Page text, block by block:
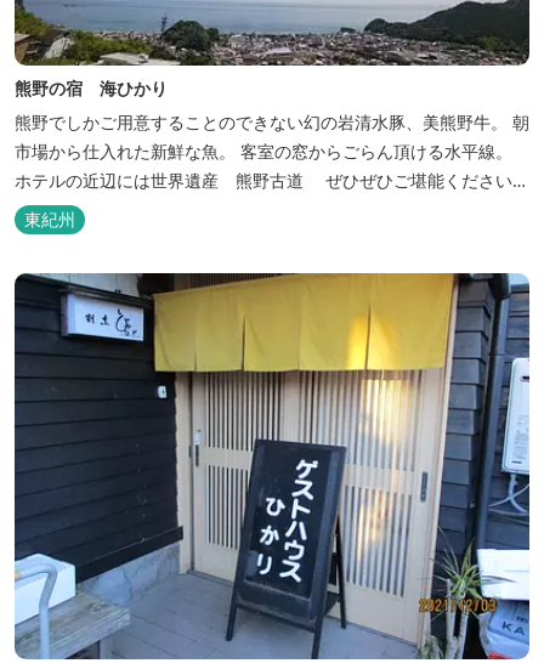
熊野の宿 海ひかり
熊野でしかご用意することのできない幻の岩清水豚、美熊野牛。 朝
市場から仕入れた新鮮な魚。 客室の窓からごらん頂ける水平線。
ホテルの近辺には世界遺産 熊野古道 ぜひぜひご堪能くださいま
せ。
東紀州